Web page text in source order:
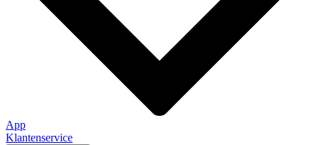
App
Klantenservice